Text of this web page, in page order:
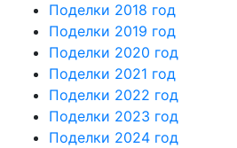
Поделки 2018 год
Поделки 2019 год
Поделки 2020 год
Поделки 2021 год
Поделки 2022 год
Поделки 2023 год
Поделки 2024 год